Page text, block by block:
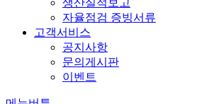
자율점검 증빙서류
고객서비스
공지사항
문의게시판
이벤트